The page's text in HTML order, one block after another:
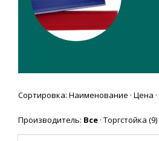
Сортировка: Наименование · Цена ·
Производитель: Все · Торгстойка (9)